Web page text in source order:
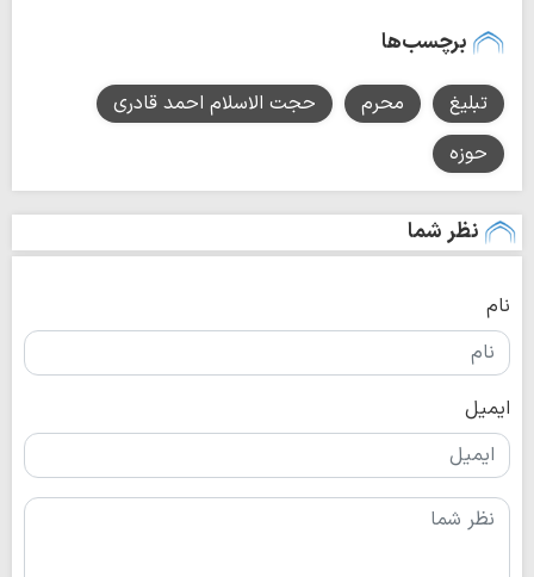
برچسب‌ها
تبلیغ محرم
حجت الاسلام احمد قادری
حوزه
نظر شما
نام
ایمیل